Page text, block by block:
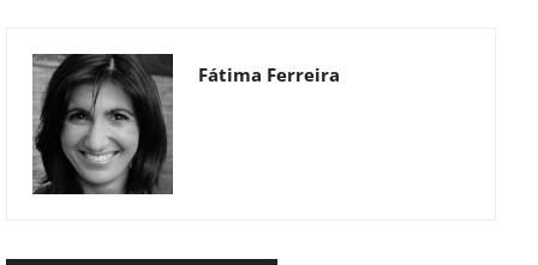
Fátima Ferreira